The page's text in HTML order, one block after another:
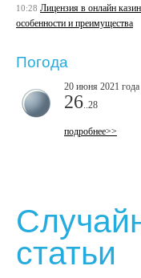
10:28 Лицензия в онлайн
особенности и преимущества
Погода
20 июня 2021 года
26 ..28
подробнее>>
статьи